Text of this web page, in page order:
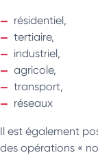
résidentiel,
tertiaire,
industriel,
agricole,
transport,
réseaux
Il est également
des opérations «